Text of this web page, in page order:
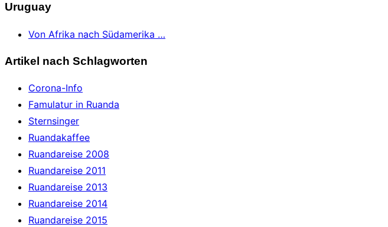
Uruguay
Von Afrika nach Südamerika …
Artikel nach Schlagworten
Corona-Info
Famulatur in Ruanda
Sternsinger
Ruandakaffee
Ruandareise 2008
Ruandareise 2011
Ruandareise 2013
Ruandareise 2014
Ruandareise 2015